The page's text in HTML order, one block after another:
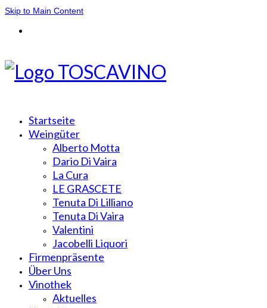
Skip to Main Content
Startseite
Weingüter
Alberto Motta
Dario Di Vaira
La Cura
LE GRASCETE
Tenuta Di Lilliano
Tenuta Di Vaira
Valentini
Jacobelli Liquori
Firmenpräsente
Über Uns
Vinothek
Aktuelles